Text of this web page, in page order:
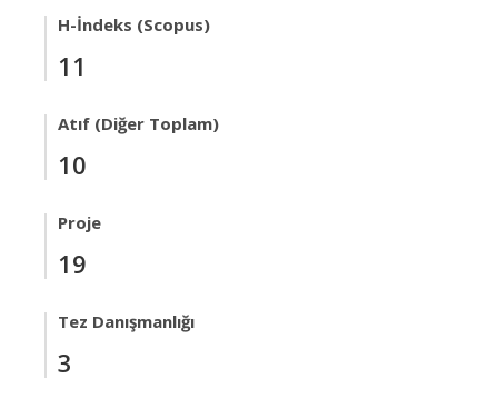
H-İndeks (Scopus)
11
Atıf (Diğer Toplam)
10
Proje
19
Tez Danışmanlığı
3